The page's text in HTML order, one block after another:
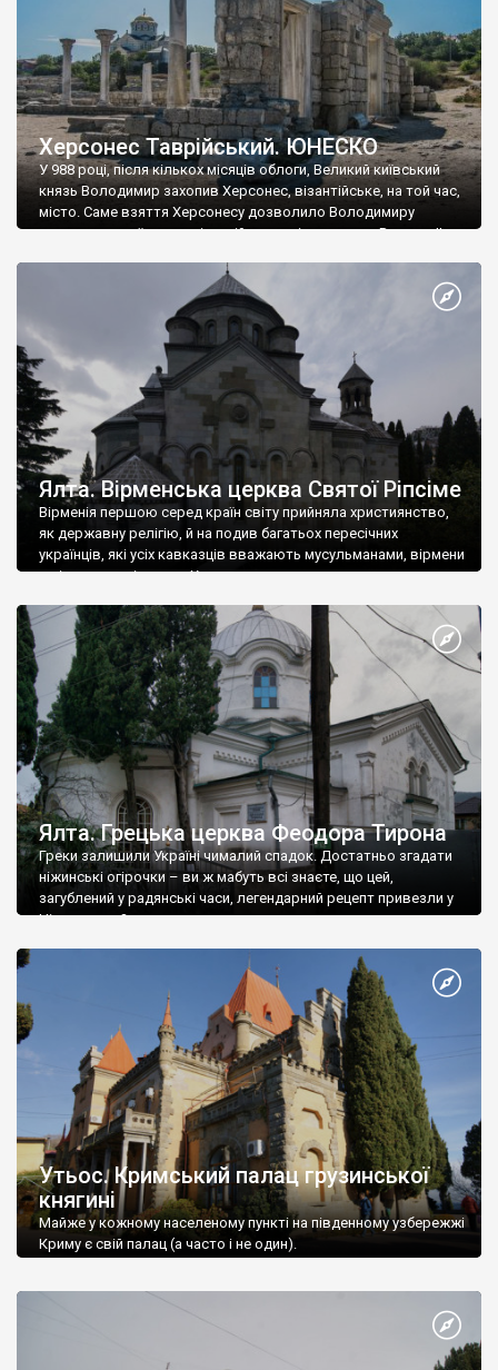
Херсонес Таврійський. ЮНЕСКО
У 988 році, після кількох місяців облоги, Великий київський
князь Володимир захопив Херсонес, візантійське, на той час,
місто. Саме взяття Херсонесу дозволило Володимиру
диктувати свої умови візантійському імператору Василю ІІ, та
Херсонесі Володимир-язичник, став Василем-християнином.
А потім було Хрещення Русі. На честь Херсонесу Таврійського
Ялта. Вірменська церква Святої Ріпсіме
Вірменія першою серед країн світу прийняла християнство,
як державну релігію, й на подив багатьох пересічних
українців, які усіх кавказців вважають мусульманами, вірмени
є відданими вірянами Христа
Ялта. Грецька церква Феодора Тирона
Греки залишили Україні чималий спадок. Достатньо згадати
ніжинські огірочки – ви ж мабуть всі знаєте, що цей,
загублений у радянські часи, легендарний рецепт привезли у
Ніжин греки?
Утьос. Кримський палац грузинської
княгині
Майже у кожному населеному пункті на південному узбережжі
Криму є свій палац (а часто і не один).